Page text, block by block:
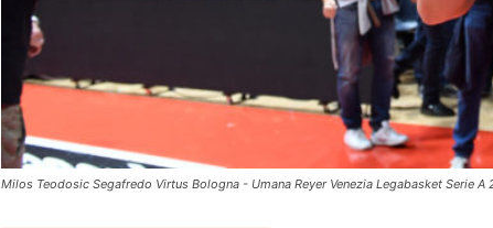
Milos Teodosic Segafredo Virtus Bologna - Umana Reyer Venezia Legabasket